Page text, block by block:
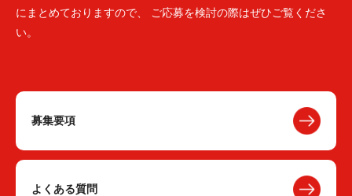
にまとめておりますので、 ご応募を検討の際はぜひご覧くださ
い。
募集要項
よくある質問